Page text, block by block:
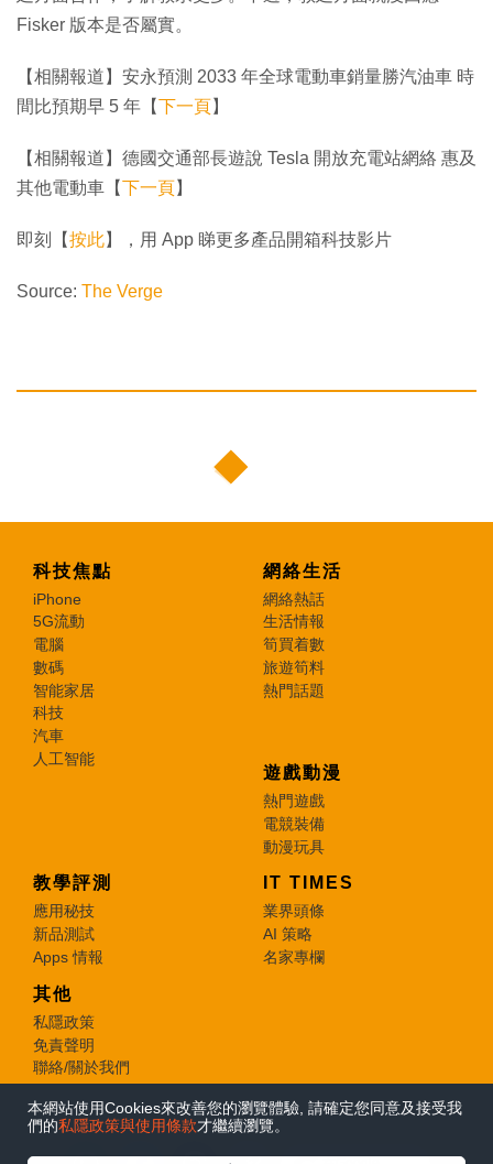
本網站使用Cookies來改善您的瀏覽體驗, 請確定您同意及接受我
們的私隱政策與使用條款才繼續瀏覽。
Fisker 版本是否屬實。
【相關報道】安永預測 2033 年全球電動車銷量勝汽油車 時
間比預期早 5 年【下一頁】
【相關報道】德國交通部長遊說 Tesla 開放充電站網絡 惠及
其他電動車【下一頁】
即刻【按此】，用 App 睇更多產品開箱科技影片
Source: The Verge
科技焦點
iPhone
5G流動
電腦
數碼
智能家居
科技
汽車
人工智能
網絡生活
網絡熱話
生活情報
筍買着數
旅遊筍料
熱門話題
遊戲動漫
熱門遊戲
電競裝備
動漫玩具
教學評測
應用秘技
新品測試
Apps 情報
IT TIMES
業界頭條
AI 策略
名家專欄
其他
私隱政策
免責聲明
聯絡/關於我們
© 2026 e-zone. All Rights Reserved.